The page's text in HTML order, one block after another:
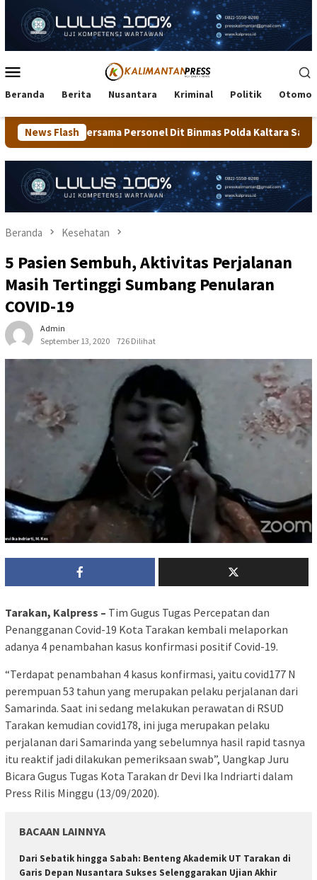
konten
Mobile
Beranda Berita Nusantara Kriminal Politik
News Flash
Dit Binmas Polda Kaltara Salurkan Beras SPHP Kepada
Beranda Kesehatan
5 Pasien Sembuh, Aktivitas Perjalanan
Masih Tertinggi Sumbang Penularan
COVID-19
Admin
September 13, 2020
726 Dilihat
Tarakan, Kalpress – Tim Gugus Tugas Percepatan dan
Penangganan Covid-19 Kota Tarakan kembali melaporkan
adanya 4 penambahan kasus konfirmasi positif Covid-19.
“Terdapat penambahan 4 kasus konfirmasi, yaitu covid177 N
perempuan 53 tahun yang merupakan pelaku perjalanan dari
Samarinda. Saat ini sedang melakukan perawatan di RSUD
Tarakan kemudian covid178, ini juga merupakan pelaku
perjalanan dari Samarinda yang sebelumnya hasil rapid tasnya
itu reaktif jadi dilakukan pemeriksaan swab”, Uangkap Juru
Bicara Gugus Tugas Kota Tarakan dr Devi Ika Indriarti dalam
Press Rilis Minggu (13/09/2020).
BACAAN LAINNYA
Dari Sebatik hingga Sabah: Benteng Akademik UT Tarakan di
Garis Depan Nusantara Sukses Selenggarakan Ujian Akhir